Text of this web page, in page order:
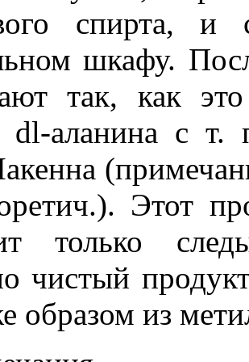
спирта,
шкафу.
так, как
dl-аланина с
Этот
только
чистый
образом из